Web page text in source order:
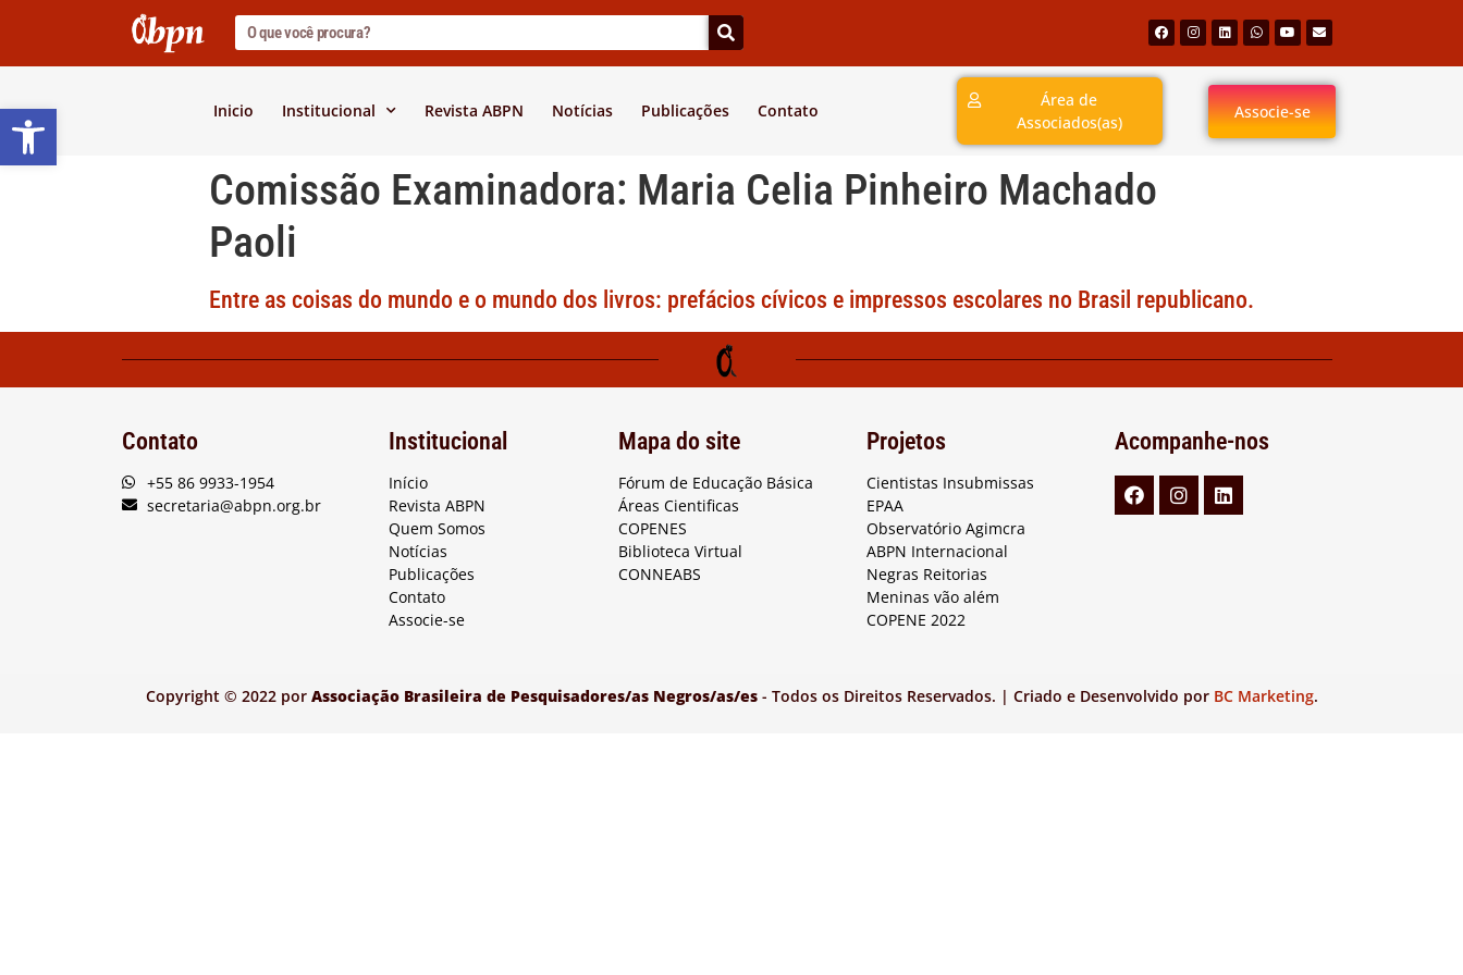
Barra de Ferramentas Aberta
Inicio Institucional Revista ABPN Notícias Publicações Contato
Área de
Associados(as)
Associe-se
Comissão Examinadora: Maria Celia Pinheiro Machado
Paoli
Entre as coisas do mundo e o mundo dos livros: prefácios cívicos e impressos escolares no Brasil republicano.
Contato
+55 86 9933-1954
secretaria@abpn.org.br
Institucional
Início
Revista ABPN
Quem Somos
Notícias
Publicações
Contato
Associe-se
Mapa do site
Fórum de Educação Básica
Áreas Cientificas
COPENES
Biblioteca Virtual
CONNEABS
Projetos
Cientistas Insubmissas
EPAA
Observatório Agimcra
ABPN Internacional
Negras Reitorias
Meninas vão além
COPENE 2022
Acompanhe-nos
Copyright © 2022 por Associação Brasileira de Pesquisadores/as Negros/as/es- Todos os Direitos Reservados. | Criado e Desenvolvido por BC Marketing.